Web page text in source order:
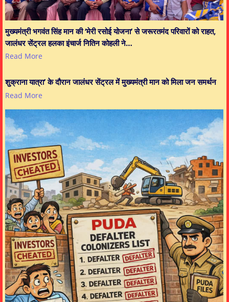
मुख्यमंत्री भगवंत सिंह मान की ‘मेरी रसोई योजना’ से जरूरतमंद परिवारों को राहत,
जालंधर सेंट्रल हलका इंचार्ज नितिन कोहली ने…
Read More
शुक्राना यात्रा’ के दौरान जालंधर सेंट्रल में मुख्यमंत्री मान को मिला जन समर्थन
Read More